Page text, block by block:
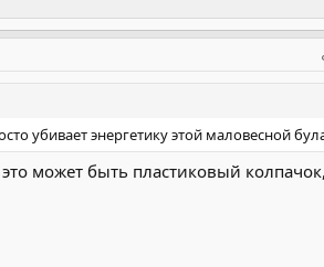
убивает энергетику этой маловесной
может быть пластиковый колпачок,